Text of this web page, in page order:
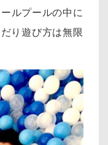
ルプールの中に
り遊び方は無限